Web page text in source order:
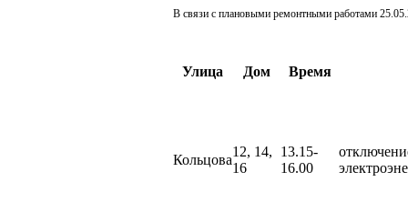
В связи с плановыми ремонтными работами
Улица Дом Время
Кольцова
12, 14,
16
13.15-
16.00